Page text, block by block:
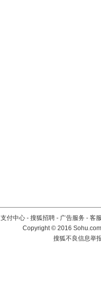
支付中心 - 搜狐招聘 - 广告服务 - 客
Copyright©2016
搜狐不良信息举